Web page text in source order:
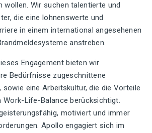
wollen. Wir suchen talentierte und
die eine lohnenswerte und
in einem international angesehenen
anstreben.
Engagement bieten wir
Bedürfnisse zugeschnittene
sowie eine Arbeitskultur, die die Vorteile
Work-Life-Balance berücksichtigt.
motiviert und immer
Apollo engagiert sich im